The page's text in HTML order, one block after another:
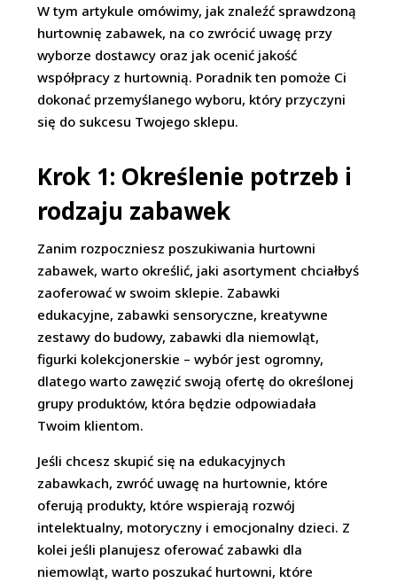
W tym artykule omówimy, jak znaleźć sprawdzoną
hurtownię zabawek, na co zwrócić uwagę przy
wyborze dostawcy oraz jak ocenić jakość
współpracy z hurtownią. Poradnik ten pomoże Ci
dokonać przemyślanego wyboru, który przyczyni
się do sukcesu Twojego sklepu.
Krok 1: Określenie potrzeb i
rodzaju zabawek
Zanim rozpoczniesz poszukiwania hurtowni
zabawek, warto określić, jaki asortyment chciałbyś
zaoferować w swoim sklepie. Zabawki
edukacyjne, zabawki sensoryczne, kreatywne
zestawy do budowy, zabawki dla niemowląt,
figurki kolekcjonerskie – wybór jest ogromny,
dlatego warto zawęzić swoją ofertę do określonej
grupy produktów, która będzie odpowiadała
Twoim klientom.
Jeśli chcesz skupić się na edukacyjnych
zabawkach, zwróć uwagę na hurtownie, które
oferują produkty, które wspierają rozwój
intelektualny, motoryczny i emocjonalny dzieci. Z
kolei jeśli planujesz oferować zabawki dla
niemowląt, warto poszukać hurtowni, które